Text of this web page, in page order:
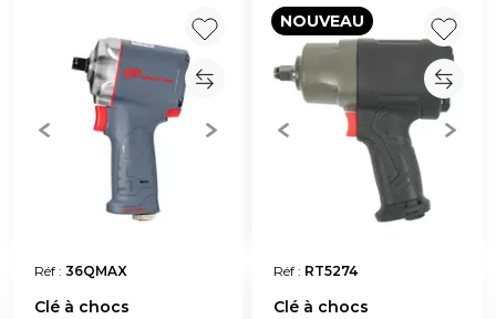
Réf : 36QMAX
Clé à chocs
NOUVEAU
Réf : RT5274
Clé à chocs